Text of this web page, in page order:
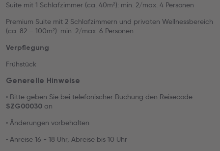
Suite mit 1 Schlafzimmer (ca. 40m²): min. 2/max. 4 Personen
Premium Suite mit 2 Schlafzimmern und privaten Wellnessbereich
(ca. 82 – 100m²): min. 2/max. 6 Personen
Verpflegung
Frühstück
Generelle Hinweise
• Bitte geben Sie bei telefonischer Buchung den Reisecode
SZG00030 an
• Änderungen vorbehalten
• Anreise 16 - 18 Uhr, Abreise bis 10 Uhr